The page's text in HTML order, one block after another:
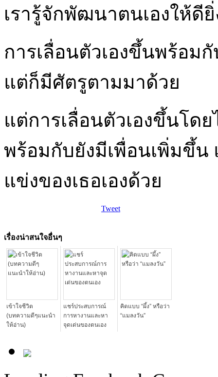
เรารู้จักพัฒนาตนเองให้ดี
การเลื่อนตัวเองขึ้นพร้อม
แต่ก็มีศัตรูตามมาด้วย
แต่การเลื่อนตัวเองขึ้นโด
พร้อมกับยังมีเพื่อนเพิ่มขึ้น
แข่งของเธอเองด้วย
Tweet
เรื่องน่าสนใจอื่นๆ
เข้าใจชีวิต
(บทความดีๆแนะนำ
ให้อ่าน)
แชร์ประสบการณ์
การหางานและหา
จุดเด่นของตนเอง
คิดแบบ “ผึ้ง” หรือว่า
“แมลงวัน”